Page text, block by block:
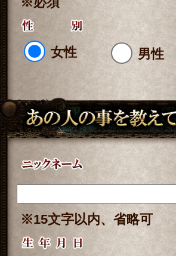
1,320円(税込) が必要です。
※ご購入時に会員IDでログイン済みの
場合に、会員価格が適用されます。
占う前に内容のご確認をお願いしま
ご購入いただくと、サービス・コンテ
ンツの利用料金が発生します。
■一部無料で結果を見る場合■
「一部無料で鑑定する」をタップする
と、鑑定結果の一部を無料でご覧にな
れます。
■最初から有料で結果を見る場合■
「鑑定する（有料）」をクリックする
になれます。
テレシスネットワーク株式会社は、